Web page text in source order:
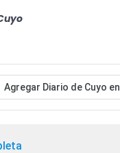
Agregar Diario de Cuyo en